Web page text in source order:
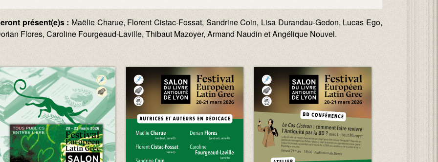
présent(e)s : Maëlie Charue, Florent Cistac-Fossat, Sandrine Coin, Lisa Durandau-Gedon, Lucas Ego,
Flores, Caroline Fourgeaud-Laville, Thibaut Mazoyer, Armand Naudin et Angélique Nouvel.
: Image : Image :